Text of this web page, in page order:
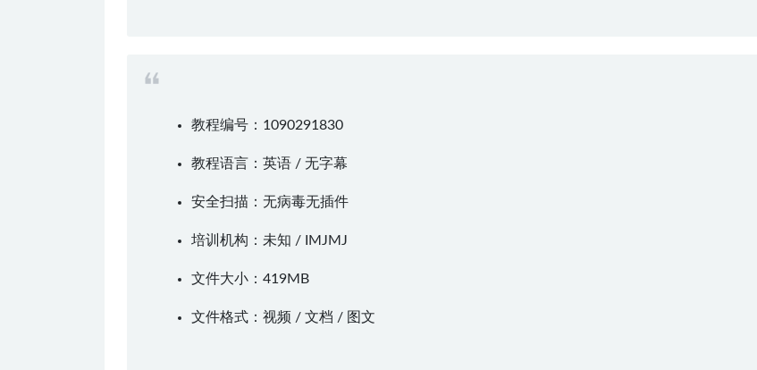
教程编号：1090291830
教程语言：英语 / 无字幕
安全扫描：无病毒无插件
培训机构：未知 / IMJMJ
文件大小：419MB
文件格式：视频 / 文档 / 图文